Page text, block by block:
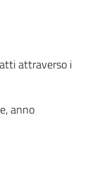
attraverso i
anno